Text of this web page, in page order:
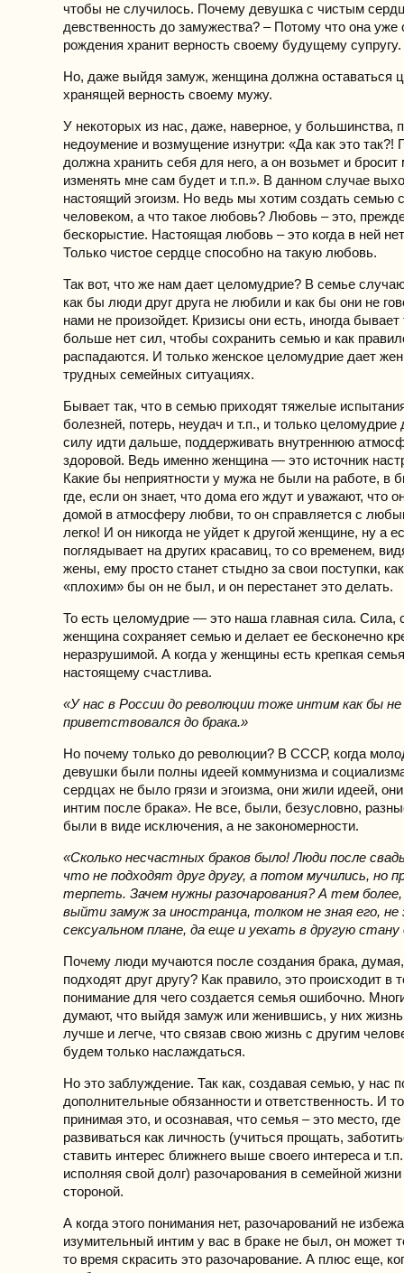
чтобы не случилось. Почему девушка с чистым
девственность до замужества? – Потому что она уже
рождения хранит верность своему будущему супругу.
Но, даже выйдя замуж, женщина должна оставаться
хранящей верность своему мужу.
У некоторых из нас, даже, наверное, у большинства,
недоумение и возмущение изнутри: «Да как это так?!
должна хранить себя для него, а он возьмет и
изменять мне сам будет и т.п.». В данном случае
настоящий эгоизм. Но ведь мы хотим создать
человеком, а что такое любовь? Любовь – это,
бескорыстие. Настоящая любовь – это когда в ней
Только чистое сердце способно на такую любовь.
Так вот, что же нам дает целомудрие? В семье
как бы люди друг друга не любили и как бы они не
нами не произойдет. Кризисы они есть, иногда бывает
больше нет сил, чтобы сохранить семью и как
распадаются. И только женское целомудрие дает
трудных семейных ситуациях.
Бывает так, что в семью приходят тяжелые
болезней, потерь, неудач и т.п., и только
силу идти дальше, поддерживать внутреннюю
здоровой. Ведь именно женщина — это источник
Какие бы неприятности у мужа не были на работе, в
где, если он знает, что дома его ждут и уважают, что
домой в атмосферу любви, то он справляется с
легко! И он никогда не уйдет к другой женщине, ну а
поглядывает на других красавиц, то со временем,
жены, ему просто станет стыдно за свои поступки,
«плохим» бы он не был, и он перестанет это делать.
То есть целомудрие — это наша главная сила. Сила,
женщина сохраняет семью и делает ее бесконечно
неразрушимой. А когда у женщины есть крепкая
настоящему счастлива.
«У нас в России до революции тоже интим как бы не
приветствовался до брака.»
Но почему только до революции? В СССР, когда
девушки были полны идеей коммунизма и
сердцах не было грязи и эгоизма, они жили идеей,
интим после брака». Не все, были, безусловно,
были в виде исключения, а не закономерности.
«Сколько несчастных браков было! Люди после
что не подходят друг другу, а потом мучились, но
терпеть. Зачем нужны разочарования? А тем более,
выйти замуж за иностранца, толком не зная его, не
сексуальном плане, да еще и уехать в другую стану
Почему люди мучаются после создания брака,
подходят друг другу? Как правило, это происходит в
понимание для чего создается семья ошибочно.
думают, что выйдя замуж или женившись, у них
лучше и легче, что связав свою жизнь с другим
будем только наслаждаться.
Но это заблуждение. Так как, создавая семью, у нас
дополнительные обязанности и ответственность. И
принимая это, и осознавая, что семья – это место,
развиваться как личность (учиться прощать,
ставить интерес ближнего выше своего интереса и
исполняя свой долг) разочарования в семейной
стороной.
А когда этого понимания нет, разочарований не
изумительный интим у вас в браке не был, он может
то время скрасить это разочарование. А плюс еще,